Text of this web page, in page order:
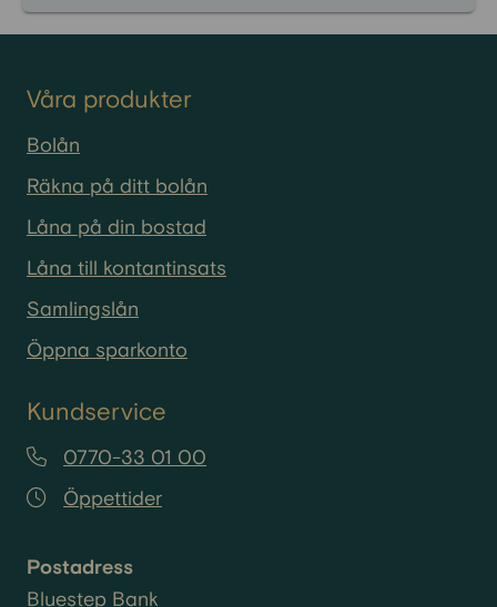
Våra produkter
Bolån
Räkna på ditt bolån
Låna på din bostad
Låna till kontantinsats
Samlingslån
Öppna sparkonto
Kundservice
0770-33 01 00
Öppettider
Postadress
Bluestep Bank